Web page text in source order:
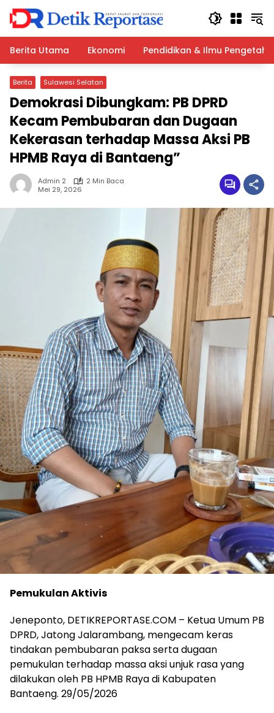
Langsung
konten
Berita Utama
Ekonomi Pendidikan & Ilmu
Berita Sulawesi Selatan
Demokrasi Dibungkam: PB DPRD
Kecam Pembubaran dan Dugaan
Kekerasan terhadap Massa Aksi PB
HPMB Raya di Bantaeng”
Admin 2
2 Min Baca
Mei 29, 2026
Pemukulan Aktivis
Jeneponto, DETIKREPORTASE.COM – Ketua Umum PB
DPRD, Jatong Jalarambang, mengecam keras
tindakan pembubaran paksa serta dugaan
pemukulan terhadap massa aksi unjuk rasa yang
dilakukan oleh PB HPMB Raya di Kabupaten
Bantaeng. 29/05/2026